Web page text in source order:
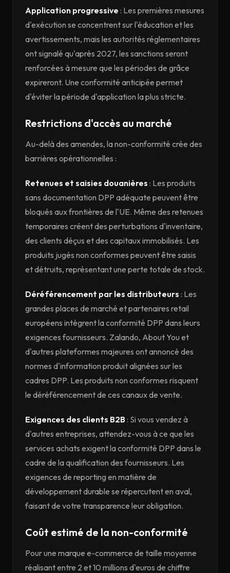
Application progressive : Les premières mesures
d'exécution se concentrent sur l'éducation et les
avertissements, mais les autorités réglementaires
ont signalé qu'après 2027, les sanctions seront
renforcées à mesure que les périodes de grâce
expireront. Une conformité anticipée permet
d'éviter la période d'application la plus stricte.
Restrictions d'accès au marché
Au-delà des amendes, la non-conformité crée des
barrières opérationnelles :
Retenues et saisies douanières : Les produits
sans documentation DPP adéquate peuvent être
bloqués aux frontières de l'UE. Même des retenues
temporaires créent des perturbations d'inventaire,
des clients déçus et des capitaux immobilisés. Les
produits jugés non conformes peuvent être saisis
et détruits, représentant une perte totale de stock.
Déréférencement par les distributeurs : Les
grandes places de marché et partenaires retail
européens intègrent la conformité DPP dans leurs
exigences fournisseurs. Zalando, About You et
d'autres plateformes majeures ont annoncé des
normes d'information produit alignées sur les
cadres DPP. Les produits non conformes risquent
le déréférencement de ces canaux de vente.
Exigences des clients B2B : Si vous vendez à
d'autres entreprises, attendez-vous à ce que les
services achats exigent la conformité DPP dans le
cadre de la qualification des fournisseurs. Les
exigences de reporting en matière de
développement durable se répercutent en aval,
faisant de votre transparence leur obligation.
Coût estimé de la non-conformité
Pour une marque e-commerce de taille moyenne
réalisant entre 2 et 10 millions d'euros de chiffre